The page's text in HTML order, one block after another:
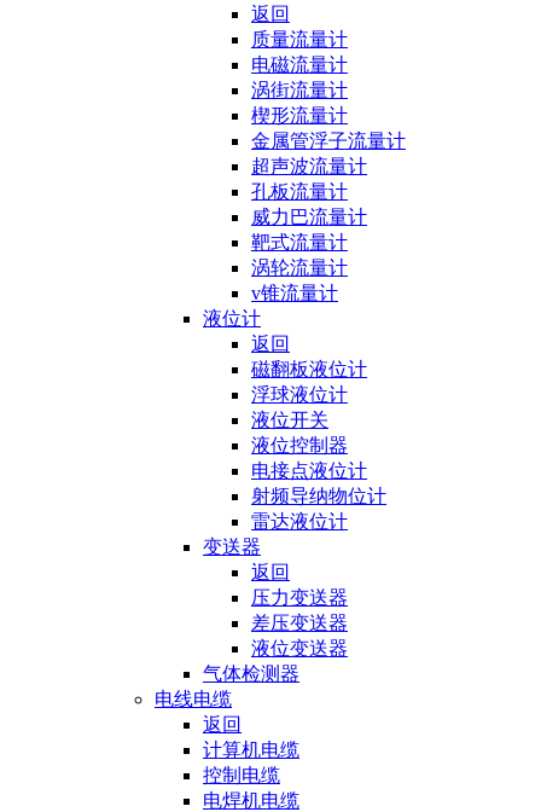
返回
质量流量计
电磁流量计
涡街流量计
楔形流量计
金属管浮子流量计
超声波流量计
孔板流量计
威力巴流量计
靶式流量计
涡轮流量计
v锥流量计
液位计
返回
磁翻板液位计
浮球液位计
液位开关
液位控制器
电接点液位计
射频导纳物位计
雷达液位计
变送器
返回
压力变送器
差压变送器
液位变送器
气体检测器
电线电缆
返回
计算机电缆
控制电缆
电焊机电缆